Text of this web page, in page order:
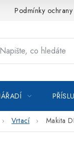
Podmínky
Vrtací Makita